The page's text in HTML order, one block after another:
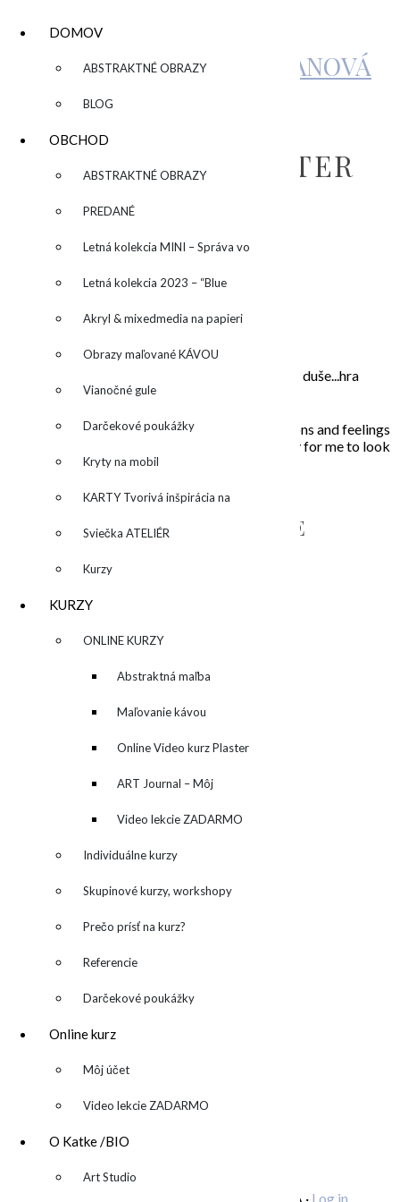
DOMOV
▼ ABSTRAKTNÉ OBRAZY
BLOG
OBCHOD
▼ ABSTRAKTNÉ OBRAZY
PREDANÉ
Letná kolekcia MINI – Správa vo
fľaši
Letná kolekcia 2023 – “Blue
SUN” – “Modré slnko”
Akryl & mixedmedia na papieri
Obrazy maľované KÁVOU
Vianočné gule
Darčekové poukážky
Kryty na mobil
KARTY Tvorivá inšpirácia na
každý deň
Sviečka ATELIÉR
Kurzy
KURZY
▼ ONLINE KURZY
▼ Abstraktná maľba
akrylom (Mixed Media)
Maľovanie kávou
Online Video kurz Plaster
ART
ART Journal – Môj
kreatívny denník
Video lekcie ZADARMO
Individuálne kurzy
Skupinové kurzy, workshopy
Prečo prísť na kurz?
Referencie
Darčekové poukážky
Online kurz
▼ Môj účet
Video lekcie ZADARMO
O Katke /BIO
▼ Art Studio
KATARÍNA SUJOVÁ KALMANOVÁ
COLORFUL
BACKGROUND POSTER
byadmin Leave a Comment
O MNE – ABOUT ME
Moje maľovanie je intuitívne, sú to príbehy mojej duše...hra
farieb a ich nekonečných kombinácií na plátne.
In my paintings I try to capture everyday situations and feelings
that touched my soul. Painting is the opportunity for me to look
inside, to unleash what is behind the story…
NAPÍŠTE MI – CONTACT ME
katarina@katarinakalmanova.sk
SPOLUPRÁCA/ COLLABORATIONS
OCHRANA OSOBNÝCH ÚDAJOV
FREEBIES – stiahnite si zadarmo
FAQ / často kladené otázky
Copyright © 2026 KATARÍNA S. KALMANOVÁ · Log in